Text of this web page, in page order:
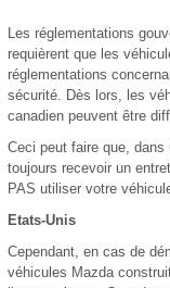
Les réglementations
requièrent que les
réglementations
sécurité. Dès lors, les
canadien peuvent être
Ceci peut faire que,
toujours recevoir un
PAS utiliser votre
Etats-Unis
Cependant, en cas de
véhicules Mazda